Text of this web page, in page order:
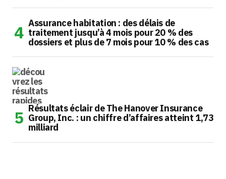
Assurance habitation : des délais de
traitement jusqu’à 4 mois pour 20 % des
dossiers et plus de 7 mois pour 10 % des cas
Résultats éclair de The Hanover Insurance
Group, Inc. : un chiffre d’affaires atteint 1,73
milliard